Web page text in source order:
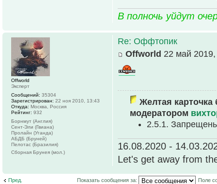
В полночь уйдут
Re: Оффтопик
Offworld 22 май
Желтая карточка
модератором
2.5.1.
16.08.2020 -
Let's get away from
Offworld
Эксперт
Сообщений: 35304
Зарегистрирован: 22 ноя 2010, 13:43
Откуда: Москва, Россия
Рейтинг: 932
Борнмут (Англия)
Сент-Эли (Гвиана)
Пролайн (Уганда)
АБДБ (Бруней)
Пелотас (Бразилия)
Сборная Брунея (мол.)
Пред. Показать сообщения за: Поле